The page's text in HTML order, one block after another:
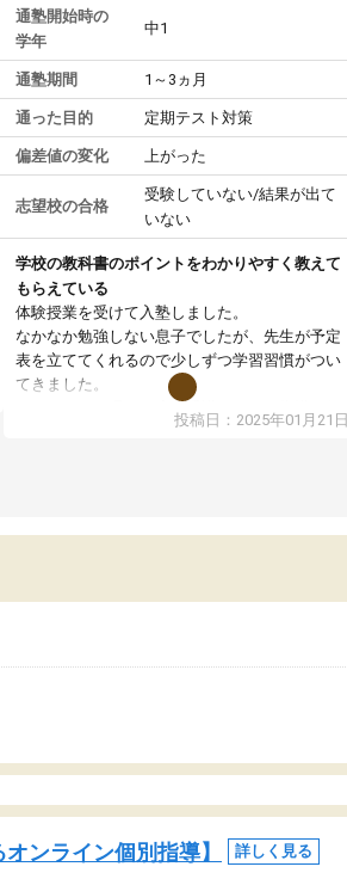
通塾開始時の
学年
中1
通塾期間 1～3ヵ月
通った目的 定期テスト対策
偏差値の変化 上がった
志望校の合格
受験していない/結果が出て
いない
学校の教科書のポイントをわかりやすく教えて
もらえている
体験授業を受けて入塾しました。
なかなか勉強しない息子でしたが、先生が予定
表を立ててくれるので少しずつ学習習慣がつい
てきました。
オンラインで週に一度の受講ですが、指導が無
い日も予定表に基づいて勉強したり、LINEでわ
投稿日：2025年01月21日
ンライン個別指導】 詳しく見る